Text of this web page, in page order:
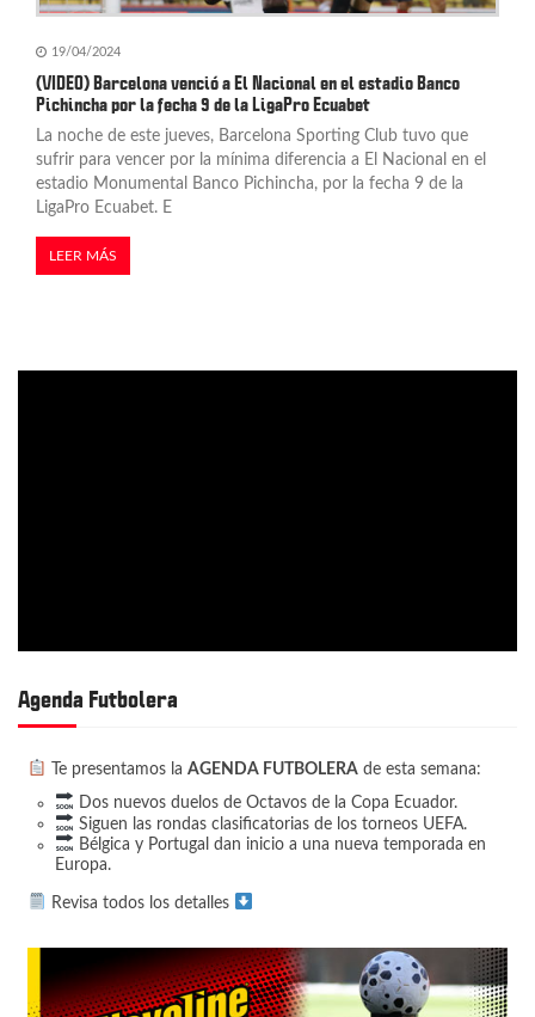
19/04/2024
(VIDEO) Barcelona venció a El Nacional en el estadio Banco
Pichincha por la fecha 9 de la LigaPro Ecuabet
La noche de este jueves, Barcelona Sporting Club tuvo que
sufrir para vencer por la mínima diferencia a El Nacional en el
estadio Monumental Banco Pichincha, por la fecha 9 de la
LigaPro Ecuabet. E
LEER MÁS
Agenda Futbolera
Te presentamos la AGENDA FUTBOLERAde esta semana:
Dos nuevos duelos de Octavos de la Copa Ecuador.
Siguen las rondas clasificatorias de los torneos UEFA.
Bélgica y Portugal dan inicio a una nueva temporada en
Europa.
Revisa todos los detalles